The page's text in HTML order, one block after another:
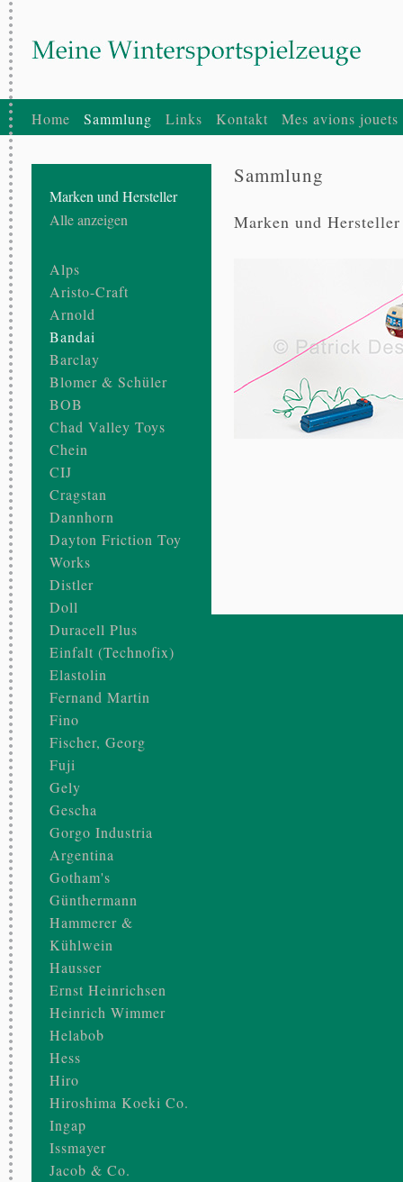
Home Sammlung Links Kontakt Mes avions jouets
Marken und Hersteller
Alle anzeigen
Alps
Aristo-Craft
Arnold
Bandai
Barclay
Blomer & Schüler
BOB
Chad Valley Toys
Chein
CIJ
Cragstan
Dannhorn
Dayton Friction Toy
Works
Distler
Doll
Duracell Plus
Einfalt (Technofix)
Elastolin
Fernand Martin
Fino
Fischer, Georg
Fuji
Gely
Gescha
Gorgo Industria
Argentina
Gotham's
Günthermann
Hammerer &
Kühlwein
Hausser
Ernst Heinrichsen
Heinrich Wimmer
Helabob
Hess
Hiro
Hiroshima Koeki Co.
Ingap
Issmayer
Jacob & Co.
Sammlung
Marken und